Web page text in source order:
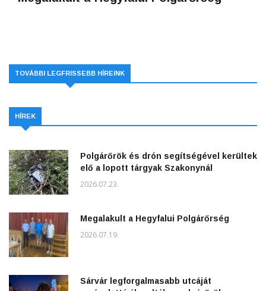
TOVÁBBI LEGFRISSEBB HÍREINK
HÍREK
Polgárőrök és drón segítségével kerültek
elő a lopott tárgyak Szakonynál
2026.07.23.
Megalakult a Hegyfalui Polgárőrség
2026.07.19.
Sárvár legforgalmasabb utcáját